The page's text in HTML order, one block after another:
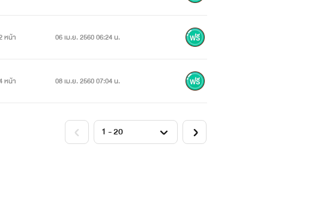
หน้า 06 เม.ย. 2560 06:24 น.
หน้า 08 เม.ย. 2560 07:04 น.